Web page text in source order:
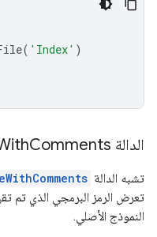
( 'Index' )
الدالة get Comments
تشبه الدالة
تعرض الرمز البرمجي الذي تم
النموذج الأصلي.